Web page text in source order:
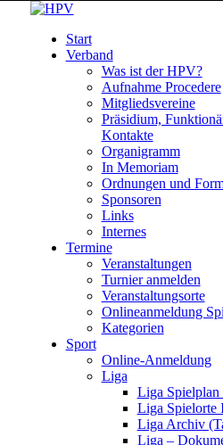
Start
Verband
Was ist der HPV?
Aufnahme Procedere
Mitgliedsvereine
Präsidium,
Kontakte
Organigramm
In Memoriam
Ordnungen und
Sponsoren
Links
Internes
Termine
Veranstaltungen
Turnier anmelden
Veranstaltungsorte
Onlineanmeldung
Kategorien
Sport
Online-Anmeldung
Liga
Liga Spielplan
Liga Spielorte
Liga Archiv
Liga –